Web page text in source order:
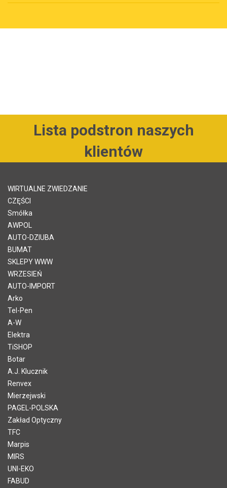
Lista podstron naszych
klientów
WIRTUALNE ZWIEDZANIE
CZĘŚCI
Smółka
AWPOL
AUTO-DZIUBA
BUMAT
SKLEPY WWW
WRZESIEŃ
AUTO-IMPORT
Arko
Tel-Pen
A-W
Elektra
TiSHOP
Botar
A.J. Klucznik
Renvex
Mierzejwski
PAGEL-POLSKA
Zakład Optyczny
TFC
Marpis
MIRS
UNI-EKO
FABUD